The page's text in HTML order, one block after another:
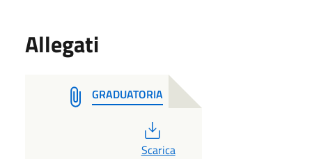
Allegati
GRADUATORIA
PDF
Scarica